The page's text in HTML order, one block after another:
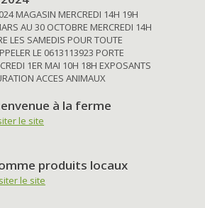
MAGASIN MERCREDI 14H 19H
AU 30 OCTOBRE MERCREDI 14H
LES SAMEDIS POUR TOUTE
LE 0613113923 PORTE
1ER MAI 10H 18H EXPOSANTS
ACCES ANIMAUX
à la ferme
le site
produits locaux
le site